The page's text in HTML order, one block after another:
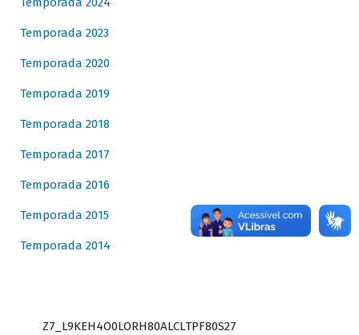
Temporada 2023
Temporada 2020
Temporada 2019
Temporada 2018
Temporada 2017
Temporada 2016
Temporada 2015
Temporada 2014
Z7_L9KEH4O0LORH80ALCLTPF80S27